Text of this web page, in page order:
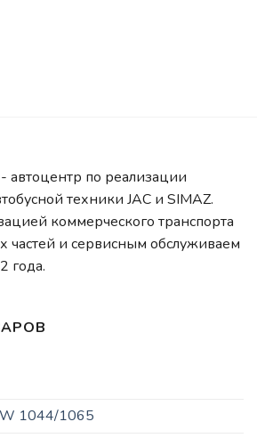
по реализации
техники JAC и SIMAZ.
коммерческого транспорта
частей и сервисным обслуживаем
года.
1044/1065